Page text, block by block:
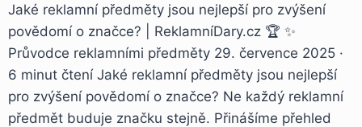
Jaké reklamní předměty jsou nejlepší pro zvýšení
povědomí o značce? | ReklamníDary.cz 🏆 ✨
Průvodce reklamními předměty 29. července 2025 ·
6 minut čtení Jaké reklamní předměty jsou nejlepší
pro zvýšení povědomí o značce? Ne každý reklamní
předmět buduje značku stejně. Přinášíme přehled